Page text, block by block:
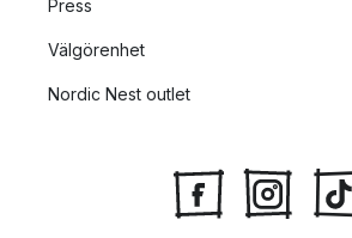
Press
Välgörenhet
Nordic Nest outlet